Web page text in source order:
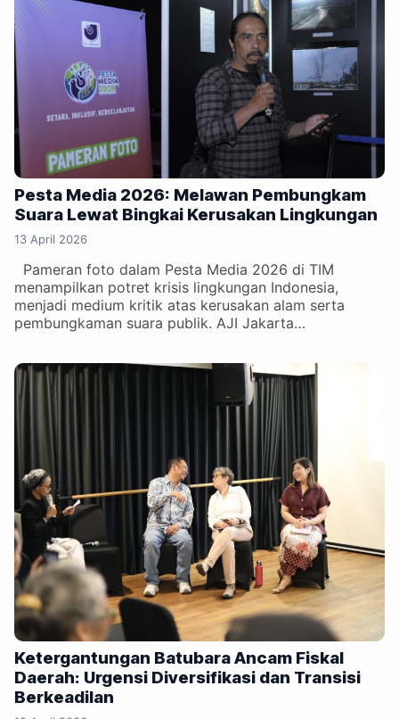
Pesta Media 2026: Melawan Pembungkam
Suara Lewat Bingkai Kerusakan Lingkungan
13 April 2026
Pameran foto dalam Pesta Media 2026 di TIM
menampilkan potret krisis lingkungan Indonesia,
menjadi medium kritik atas kerusakan alam serta
pembungkaman suara publik. AJI Jakarta…
Ketergantungan Batubara Ancam Fiskal
Daerah: Urgensi Diversifikasi dan Transisi
Berkeadilan